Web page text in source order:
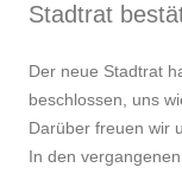
Stadtrat
Der neue Stadtrat
beschlossen, uns
Darüber freuen wir
In den